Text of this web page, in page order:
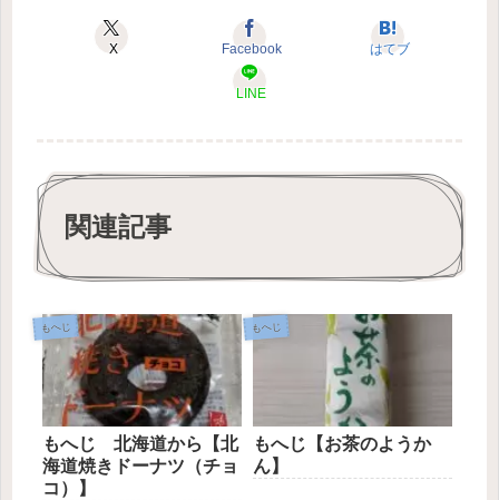
X Facebook はてブ
LINE
関連記事
もへじ
もへじ 北海道から【北
海道焼きドーナツ（チョ
コ）】
もへじ
もへじ【お茶のようか
ん】